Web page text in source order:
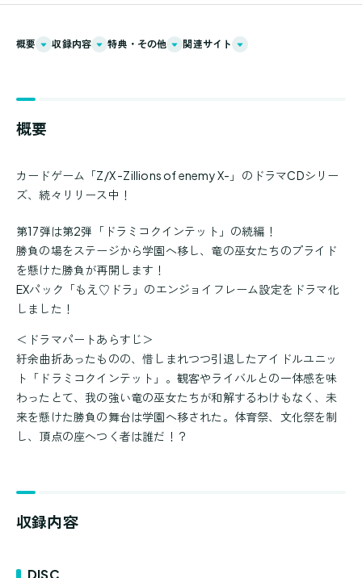
概要 収録内容 特典・その他 関連サイト
概要
カードゲーム「Z/X -Zillions of enemy X-」のドラマCDシリー
ズ、続々リリース中！
第17弾は第2弾「ドラミコクインテット」の続編！
勝負の場をステージから学園へ移し、竜の巫女たちのプライド
を懸けた勝負が再開します！
EXパック「もえ♡ドラ」のエンジョイフレーム設定をドラマ化
しました！
＜ドラマパートあらすじ＞
紆余曲折あったものの、惜しまれつつ引退したアイドルユニッ
ト「ドラミコクインテット」。観客やライバルとの一体感を味
わったとて、我の強い竜の巫女たちが和解するわけもなく、未
来を懸けた勝負の舞台は学園へ移された。体育祭、文化祭を制
し、頂点の座へつく者は誰だ！？
収録内容
DISC